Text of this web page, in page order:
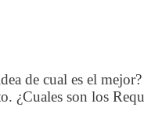
de cual es el
¿Cuales son los